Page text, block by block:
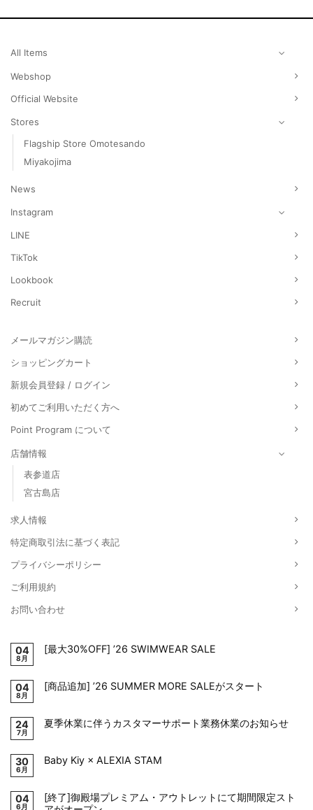
し
で
し
で
し
で
All Items
Webshop
Official Website
Stores
Flagship Store Omotesando
Miyakojima
News
Instagram
LINE
TikTok
Lookbook
Recruit
メールマガジン購読
ショッピングカート
新規会員登録 / ログイン
初めてご利用いただく方へ
Point Program について
店舗情報
表参道店
宮古島店
求人情報
特定商取引法に基づく表記
プライバシーポリシー
ご利用規約
お問い合わせ
04
8月
[最大30%OFF] ’26 SWIMWEAR SALE
04
8月
[商品追加] ’26 SUMMER MORE SALEがスタート
24
7月
夏季休業に伴うカスタマーサポート業務休業のお知らせ
30
6月
Baby Kiy × ALEXIA STAM
04
6月
[終了]御殿場プレミアム・アウトレットにて期間限定スト